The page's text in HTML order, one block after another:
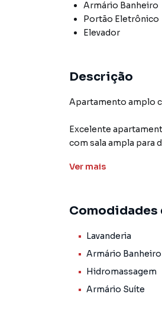
Armário Banheiro
Portão Eletrônico
Elevador
Descrição
Apartamento amplo
Excelente
com sala ampla para
apartamento dispõe
O prédio conta com
próxima à Av. Izabel
às principais vias da
Destaques do imóvel:
Ver mais
Comodidades
Lavanderia
Armário Banheiro
Hidromassagem
Armário Suíte